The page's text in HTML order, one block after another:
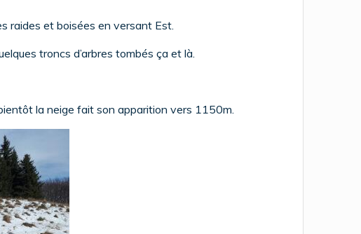
raides et boisées en versant Est.
troncs d’arbres tombés ça et là.
la neige fait son apparition vers 1150m.